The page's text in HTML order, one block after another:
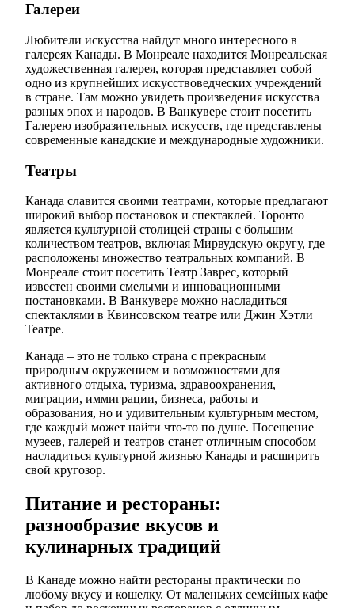
Галереи
Любители искусства найдут много интересного в
галереях Канады. В Монреале находится Монреальская
художественная галерея, которая представляет собой
одно из крупнейших искусствоведческих учреждений
в стране. Там можно увидеть произведения искусства
разных эпох и народов. В Ванкувере стоит посетить
Галерею изобразительных искусств, где представлены
современные канадские и международные художники.
Театры
Канада славится своими театрами, которые предлагают
широкий выбор постановок и спектаклей. Торонто
является культурной столицей страны с большим
количеством театров, включая Мирвудскую округу, где
расположены множество театральных компаний. В
Монреале стоит посетить Театр Заврес, который
известен своими смелыми и инновационными
постановками. В Ванкувере можно насладиться
спектаклями в Квинсовском театре или Джин Хэтли
Театре.
Канада – это не только страна с прекрасным
природным окружением и возможностями для
активного отдыха, туризма, здравоохранения,
миграции, иммиграции, бизнеса, работы и
образования, но и удивительным культурным местом,
где каждый может найти что-то по душе. Посещение
музеев, галерей и театров станет отличным способом
насладиться культурной жизнью Канады и расширить
свой кругозор.
Питание и рестораны:
разнообразие вкусов и
кулинарных традиций
В Канаде можно найти рестораны практически по
любому вкусу и кошелку. От маленьких семейных кафе